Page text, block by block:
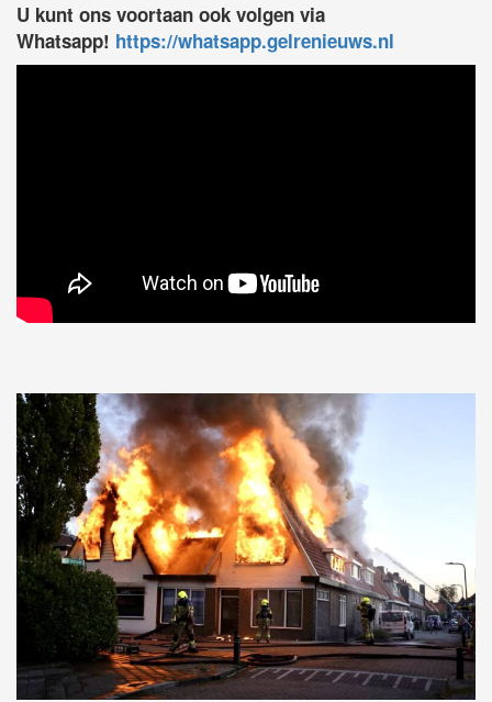
U kunt ons voortaan ook volgen via
Whatsapp! https://whatsapp.gelrenieuws.nl